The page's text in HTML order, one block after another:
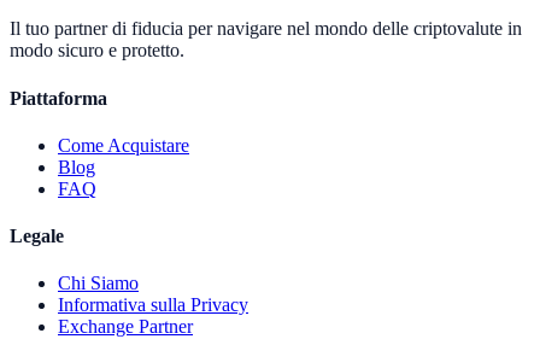
Il tuo partner di fiducia per navigare nel mondo delle criptovalute in
modo sicuro e protetto.
Piattaforma
Come Acquistare
Blog
FAQ
Legale
Chi Siamo
Informativa sulla Privacy
Exchange Partner